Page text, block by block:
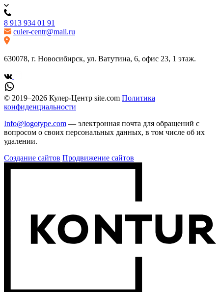
8 913 934 01 91
culer-centr@mail.ru
630078, г. Новосибирск, ул. Ватутина, 6, офис 23, 1 этаж.
© 2019–2026 Кулер-Центр site.com Политика
конфиденциальности
Info@logotype.com — электронная почта для обращений с
вопросом о своих персональных данных, в том числе об их
удалении.
Создание сайтов Продвижение сайтов